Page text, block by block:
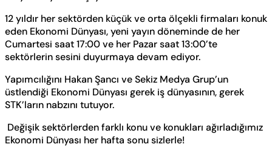
12 yıldır her sektörden küçük ve orta ölçekli firmaları konuk
eden Ekonomi Dünyası, yeni yayın döneminde de her
Cumartesi saat 17:00 ve her Pazar saat 13:00’te
sektörlerin sesini duyurmaya devam ediyor.
Yapımcılığını Hakan Şancı ve Sekiz Medya Grup’un
üstlendiği Ekonomi Dünyası gerek iş dünyasının, gerek
STK’ların nabzını tutuyor.
Değişik sektörlerden farklı konu ve konukları ağırladığımız
Ekonomi Dünyası her hafta sonu sizlerle!